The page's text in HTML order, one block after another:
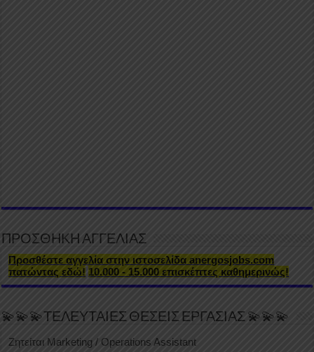
ΠΡΟΣΘΗΚΗ ΑΓΓΕΛΙΑΣ
Προσθέστε αγγελία στην ιστοσελίδα anergosjobs.com
πατώντας εδώ! 10.000 - 15.000 επισκέπτες καθημερινώς!
💫💫💫ΤΕΛΕΥΤΑΙΕΣ ΘΕΣΕΙΣ ΕΡΓΑΣΙΑΣ 💫💫💫
Ζητείται Marketing / Operations Assistant